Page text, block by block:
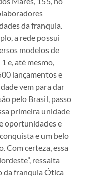
da franquia.
a rede possui
modelos de
e, até mesmo,
lançamentos e
vem para dar
pelo Brasil, passo
primeira unidade
oportunidades e
e um belo
Com certeza, essa
ressalta
da franquia Ótica